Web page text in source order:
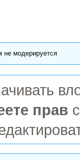
не модерируется
прав